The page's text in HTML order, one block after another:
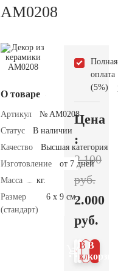
AM0208
О товаре
Артикул
№ AM0208
Статус
В наличии
Качество
Высшая категория
Изготовление
от 7 дней
Масса
кг.
Размер
(стандарт)
6 х 9 см.
Полная
оплата
(5%)
Цена
:
2.100
руб.
2.000
руб.
В
В 1
клик